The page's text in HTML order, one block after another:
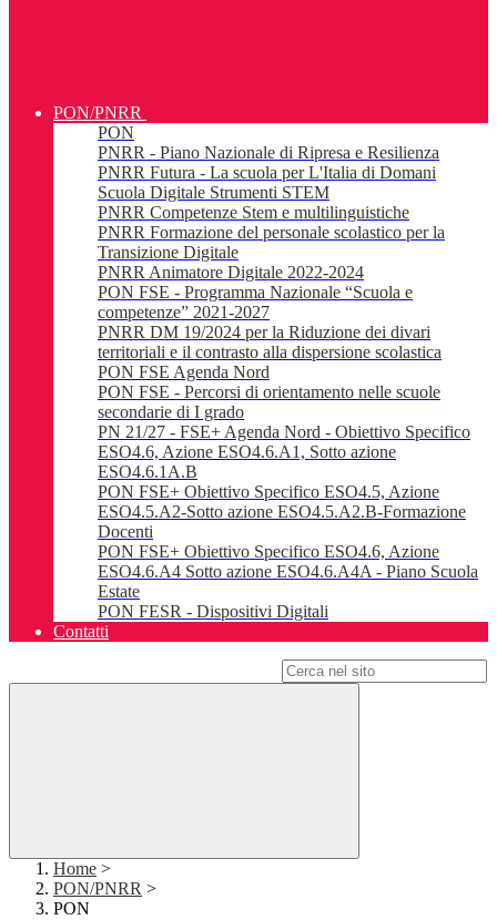
PON/PNRR
PON
PNRR - Piano Nazionale di Ripresa e Resilienza
PNRR Futura - La scuola per L'Italia di Domani
Scuola Digitale Strumenti STEM
PNRR Competenze Stem e multilinguistiche
PNRR Formazione del personale scolastico per la
Transizione Digitale
PNRR Animatore Digitale 2022-2024
PON FSE - Programma Nazionale “Scuola e
competenze” 2021-2027
PNRR DM 19/2024 per la Riduzione dei divari
territoriali e il contrasto alla dispersione scolastica
PON FSE Agenda Nord
PON FSE - Percorsi di orientamento nelle scuole
secondarie di I grado
PN 21/27 - FSE+ Agenda Nord - Obiettivo Specifico
ESO4.6, Azione ESO4.6.A1, Sotto azione
ESO4.6.1A.B
PON FSE+ Obiettivo Specifico ESO4.5, Azione
ESO4.5.A2-Sotto azione ESO4.5.A2.B-Formazione
Docenti
PON FSE+ Obiettivo Specifico ESO4.6, Azione
ESO4.6.A4 Sotto azione ESO4.6.A4A - Piano Scuola
Estate
PON FESR - Dispositivi Digitali
Contatti
Home >
PON/PNRR >
PON